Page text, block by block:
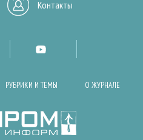
Контакты
РУБРИКИ И ТЕМЫ О ЖУРНАЛЕ